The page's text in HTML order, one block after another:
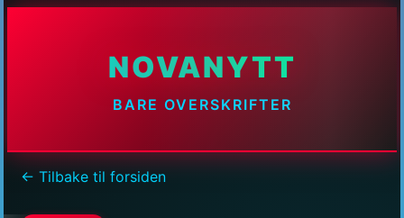
NOVANYTT
BARE OVERSKRIFTER
← Tilbake til forsiden